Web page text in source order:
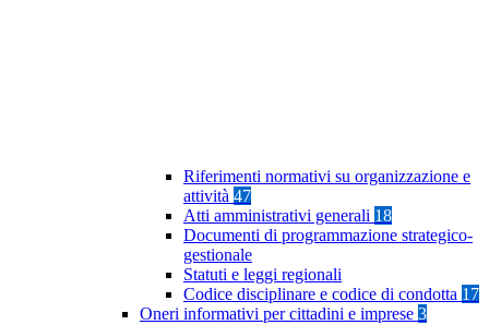
Riferimenti normativi su organizzazione e
attività 47
Atti amministrativi generali 18
Documenti di programmazione strategico-
gestionale
Statuti e leggi regionali
Codice disciplinare e codice di condotta 17
Oneri informativi per cittadini e imprese 3